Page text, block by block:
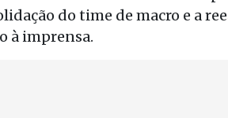
do time de macro e a
à imprensa.